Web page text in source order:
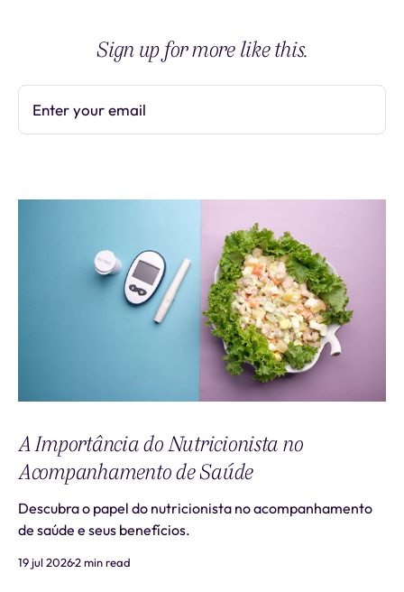
Sign up for more like this.
Enter your email
A Importância do Nutricionista no
Acompanhamento de Saúde
Descubra o papel do nutricionista no acompanhamento
de saúde e seus benefícios.
19 jul 20262 min read